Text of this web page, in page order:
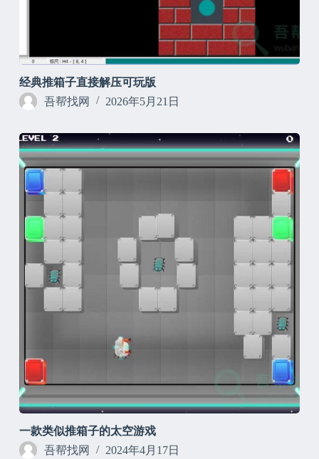
经典推箱子直接解压可玩版
吾帮找网
2026年5月21日
一款类似推箱子的太空游戏
吾帮找网
2024年4月17日